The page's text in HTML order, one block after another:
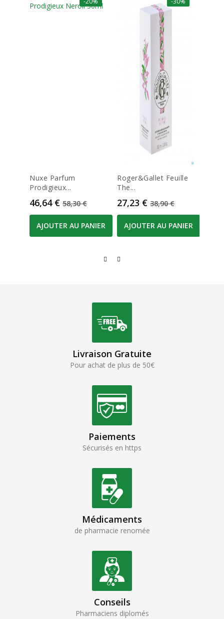
Nuxe Parfum
Prodigieux...
Prix
46,64 € Prix de base
58,30 €
AJOUTER AU PANIER
Roger&gallet Feuille
The...
Prix
27,23 € Prix de base
38,90 €
AJOUTER AU PANIER
Livraison Gratuite
Pour achat de plus de 50€
Paiements
Sécurisés en https
Médicaments
de pharmacie renomée
Conseils
Pharmaciens diplomés